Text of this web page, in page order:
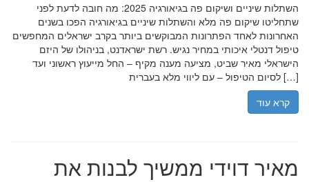
השתלות שיניים ושיקום פה בגיאורגיה 2025: מה חובה לדעת לפני
שתחליטו שיקום פה מלא והשתלות שיניים בגיאורגיה הפכו בשנים
האחרונות לאחד הפתרונות המבוקשים ביותר בקרב ישראלים המחפשים
טיפול דנטלי איכותי במחיר נגיש. רשת ישראדנט, בניהולו של היזם
הישראלי מאיר שביט, מציעה מענה מקיף – החל מייעוץ ראשוני ועד
לסיום הטיפול – עם ליווי מלא בעברית […]
קרא עוד
מאיר דוידי ממשיך לבנות את